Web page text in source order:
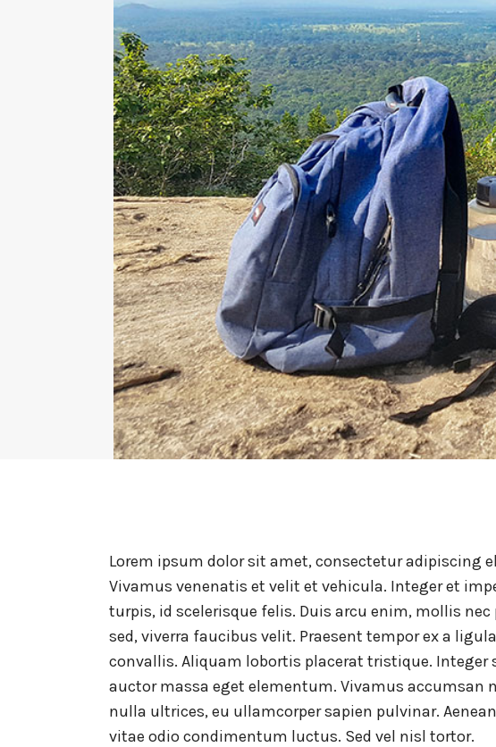
Lorem ipsum dolor sit amet, consectetur adipiscing
Vivamus venenatis et velit et vehicula. Integer et
turpis, id scelerisque felis. Duis arcu enim, mollis nec
sed, viverra faucibus velit. Praesent tempor ex a
convallis. Aliquam lobortis placerat tristique. Integer
auctor massa eget elementum. Vivamus accumsan
nulla ultrices, eu ullamcorper sapien pulvinar.
vitae odio condimentum luctus. Sed vel nisl tortor.